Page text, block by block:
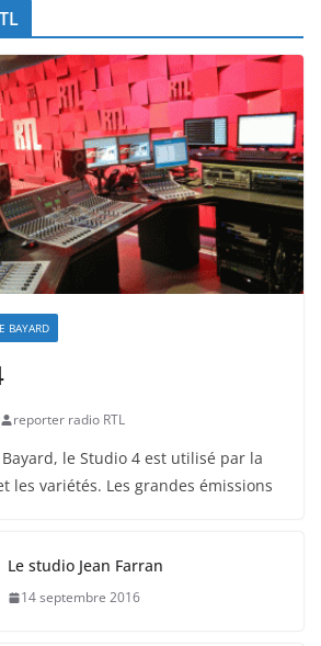
BAYARD
reporter radio RTL
le Studio 4 est utilisé par la
les variétés. Les grandes émissions
Le studio Jean Farran
14 septembre 2016